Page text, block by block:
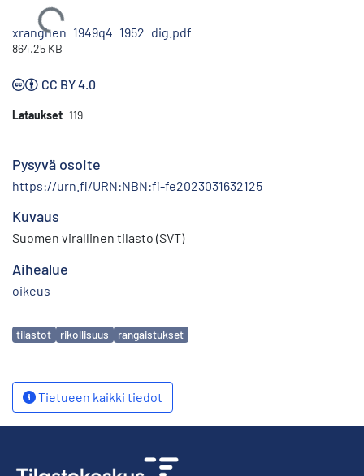
Ladataan...
xranghen_1949q4_1952_dig.pdf
864.25 KB
CC BY 4.0
Lataukset 119
Pysyvä osoite
https://urn.fi/URN:NBN:fi-fe2023031632125
Kuvaus
Suomen virallinen tilasto (SVT)
Aihealue
oikeus
Avainsanat
tilastot rikollisuus rangaistukset
Tietueen kaikki tiedot